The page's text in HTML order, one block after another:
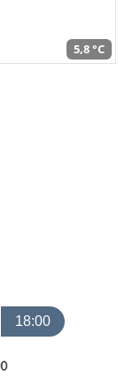
5,8 °C
18:00